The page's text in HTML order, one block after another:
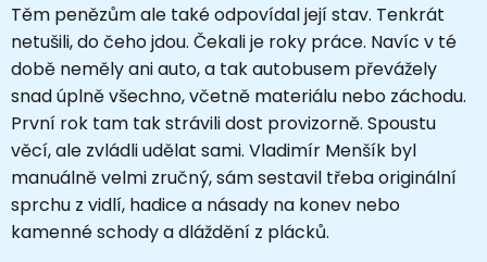
Těm penězům ale také odpovídal její stav. Tenkrát
netušili, do čeho jdou. Čekali je roky práce. Navíc v té
době neměly ani auto, a tak autobusem převážely
snad úplně všechno, včetně materiálu nebo záchodu.
První rok tam tak strávili dost provizorně. Spoustu
věcí, ale zvládli udělat sami. Vladimír Menšík byl
manuálně velmi zručný, sám sestavil třeba originální
sprchu z vidlí, hadice a násady na konev nebo
kamenné schody a dláždění z plácků.